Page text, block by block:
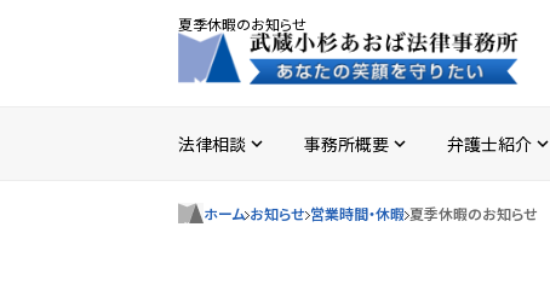
夏季休暇のお知らせ
法律相談 expand_more 事務所概要 expand_more 弁護士紹介 expand_more
ホーム お知らせ 営業時間・休暇 夏季休暇のお知らせ